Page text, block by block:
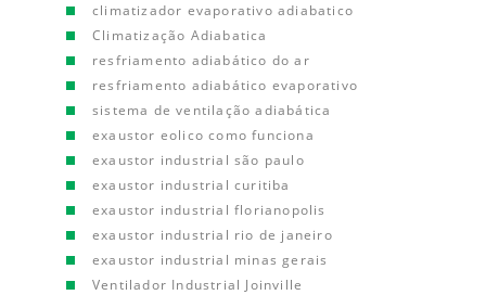
climatizador evaporativo adiabatico
Climatização Adiabatica
resfriamento adiabático do ar
resfriamento adiabático evaporativo
sistema de ventilação adiabática
exaustor eolico como funciona
exaustor industrial são paulo
exaustor industrial curitiba
exaustor industrial florianopolis
exaustor industrial rio de janeiro
exaustor industrial minas gerais
Ventilador Industrial Joinville